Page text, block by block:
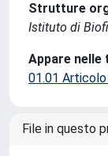
Strutture
Istituto di
Appare nelle
01.01
File in questo